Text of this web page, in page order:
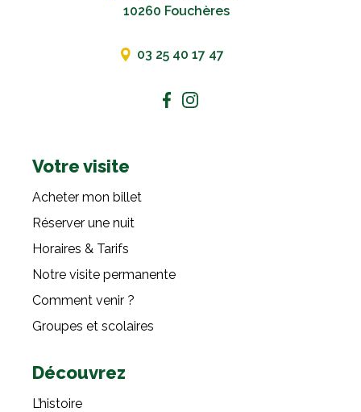
10260 Fouchères
03 25 40 17 47
Votre visite
Acheter mon billet
Réserver une nuit
Horaires & Tarifs
Notre visite permanente
Comment venir ?
Groupes et scolaires
Découvrez
L’histoire